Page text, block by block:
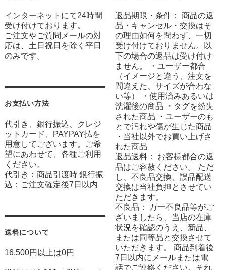
インターネットにて24時間
受け付けております。
ご注文やご質問メールの対
応は、土日祝日を除く平日
のみです。
お支払い方法
代引き、銀行振込、クレジ
ットカード、PAYPAY払を
用意してございます。ご希
望にあわせて、各種ご利用
ください。
代引き：商品引渡時 銀行振
込：ご注文確定後7日以内
送料について
16,500円以上は0円
返品期限・条件： 商品の返
品・キャンセル・交換はそ
の理由如何を問わず、一切
受け付けておりません。以
下の場合の返品は受け付け
ません。 ・ユーザー都合
（イメージと違う、注文を
間違えた、サイズが合わな
い等） ・使用済みあるいは
洗濯後の商品 ・タグを紛失
された商品 ・ユーザーのも
とで汚れや傷が生じた商品
・当社以外でお買い上げさ
れた商品
返品送料： お客様都合の返
品はご容赦ください。 ただ
し、不良品交換、誤品配送
交換は当社負担とさせてい
ただきます。
不良品： 万一不良品等がご
ざいましたら、当店の在庫
状況を確認のうえ、新品、
または同等品と交換させて
いただきます。 商品到着後
7日以内にメールまたは電
話でご連絡ください。それ